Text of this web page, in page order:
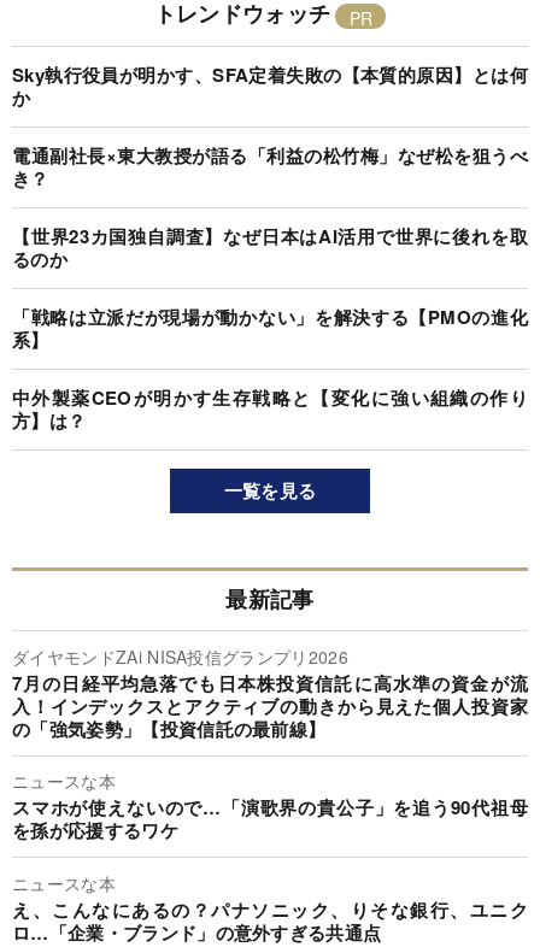
トレンドウォッチ
Sky執行役員が明かす、SFA定着失敗の【本質的原因】とは何
か
電通副社長×東大教授が語る「利益の松竹梅」なぜ松を狙うべ
き？
【世界23カ国独自調査】なぜ日本はAI活用で世界に後れを取
るのか
「戦略は立派だが現場が動かない」を解決する【PMOの進化
系】
中外製薬CEOが明かす生存戦略と【変化に強い組織の作り
方】は？
一覧を見る
最新記事
ダイヤモンドZAi NISA投信グランプリ2026
7月の日経平均急落でも日本株投資信託に高水準の資金が流
入！インデックスとアクティブの動きから見えた個人投資家
の「強気姿勢」【投資信託の最前線】
ニュースな本
スマホが使えないので…「演歌界の貴公子」を追う90代祖母
を孫が応援するワケ
ニュースな本
え、こんなにあるの？パナソニック、りそな銀行、ユニク
ロ…「企業・ブランド」の意外すぎる共通点